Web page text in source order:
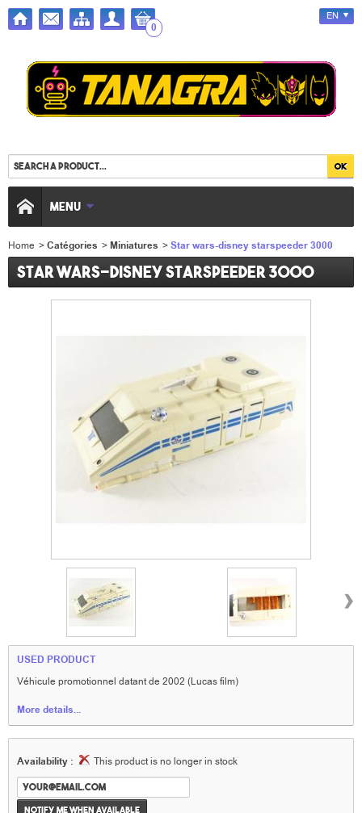
0
EN
MENU
Home >Catégories >Miniatures >Star wars-disney starspeeder 3000
Star wars-disney starspeeder 3000
›
USED PRODUCT
Véhicule promotionnel datant de 2002 (Lucas film)
More details...
Availability : This product is no longer in stock
Notify me when available